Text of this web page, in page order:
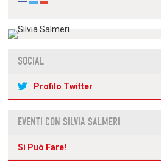
SOCIAL
Profilo Twitter
EVENTI CON SILVIA SALMERI
Si Può Fare!